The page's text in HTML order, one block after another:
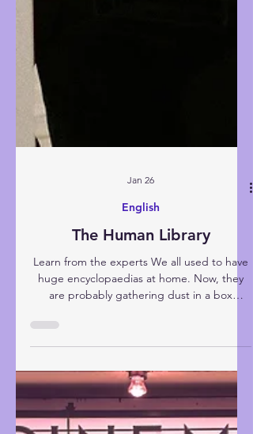
Jan 26
English
The Human Library
Learn from the experts We all used to have
somewhere, long forgotten. The internet
has, of course, replaced them. As we all
know, using the internet was difficult at first.
Moreover, the information we found was